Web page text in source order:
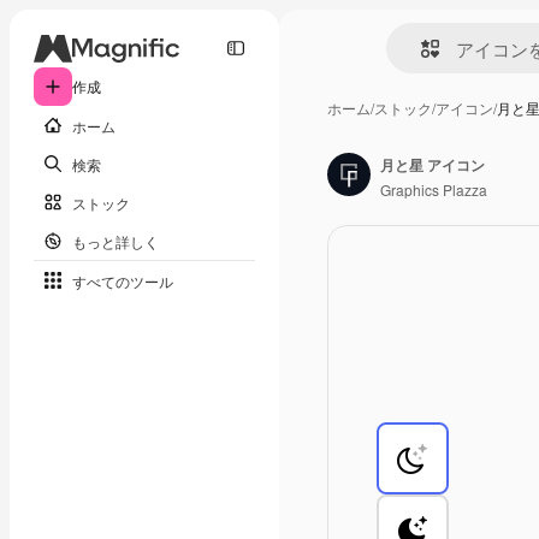
作成
ホーム
検索
ストック
もっと詳しく
すべてのツール
ホーム/ストック/アイコン/月と
月と星 アイコン
Graphics Plazza